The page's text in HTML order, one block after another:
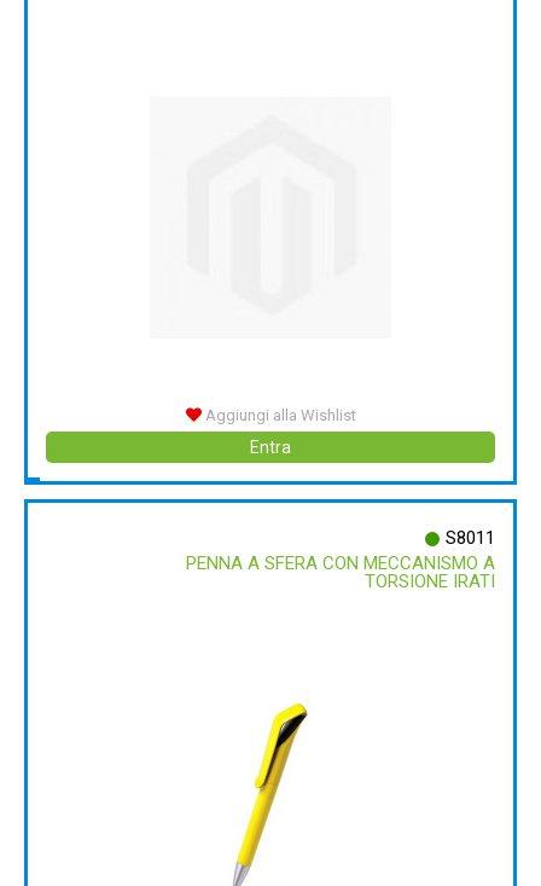
Aggiungi alla Wishlist
Entra
S8011
PENNA A SFERA CON MECCANISMO A
TORSIONE IRATI